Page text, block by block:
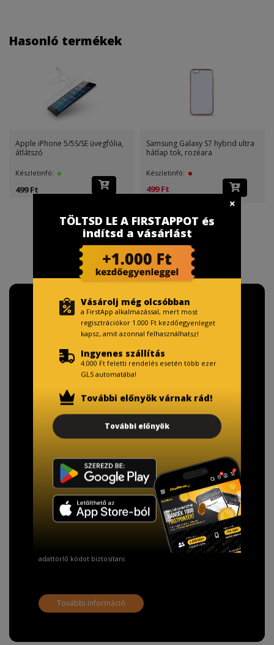
Hasonló termékek
Apple iPhone 5/5S/SE üvegfólia,
átlátszó
Készletinfó:
499 Ft
Samsung Galaxy S7 hybrid ultra
hátlap tok, rozéara
Készletinfó:
499 Ft
(499 Ft )
TISZTELT VÁSÁRLÓNK!
Fizetésnél kérje az ingyenes adattörlő kódot
adatainak biztonsága érdekében!
A Kormány döntése alapján a kereskedő minden tartós
adathordozó termék vásárlásakor köteles ingyenes
adattörlő kódot biztosítani.
További információ
TÖLTSD LE A FIRSTAPPOT és
indítsd a vásárlást
Vásárolj még olcsóbban
a FirstApp alkalmazással, mert most
regisztrációkor 1.000 Ft kezdőegyenleget
kapsz, amit azonnal felhasználhatsz!
Ingyenes szállítás
4.000 Ft feletti rendelés esetén több ezer
GLS automatába!
További előnyök várnak rád!
További előnyök